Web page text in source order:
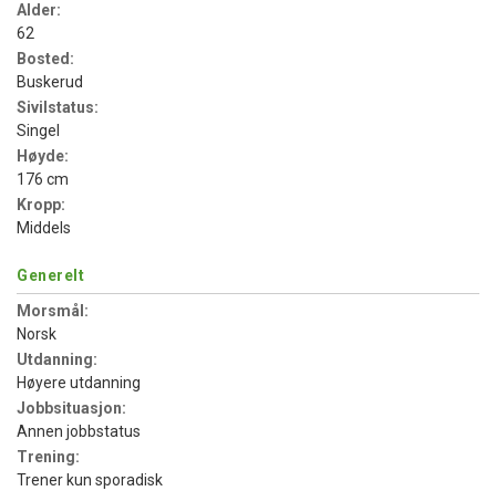
Alder:
62
Bosted:
Buskerud
Sivilstatus:
Singel
Høyde:
176 cm
Kropp:
Middels
Generelt
Morsmål:
Norsk
Utdanning:
Høyere utdanning
Jobbsituasjon:
Annen jobbstatus
Trening:
Trener kun sporadisk